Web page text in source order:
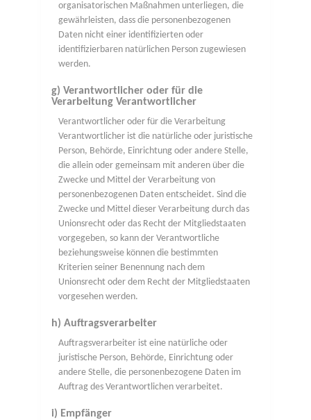
organisatorischen Maßnahmen unterliegen, die
gewährleisten, dass die personenbezogenen
Daten nicht einer identifizierten oder
identifizierbaren natürlichen Person zugewiesen
werden.
g) Verantwortlicher oder für die
Verarbeitung Verantwortlicher
Verantwortlicher oder für die Verarbeitung
Verantwortlicher ist die natürliche oder juristische
Person, Behörde, Einrichtung oder andere Stelle,
die allein oder gemeinsam mit anderen über die
Zwecke und Mittel der Verarbeitung von
personenbezogenen Daten entscheidet. Sind die
Zwecke und Mittel dieser Verarbeitung durch das
Unionsrecht oder das Recht der Mitgliedstaaten
vorgegeben, so kann der Verantwortliche
beziehungsweise können die bestimmten
Kriterien seiner Benennung nach dem
Unionsrecht oder dem Recht der Mitgliedstaaten
vorgesehen werden.
h) Auftragsverarbeiter
Auftragsverarbeiter ist eine natürliche oder
juristische Person, Behörde, Einrichtung oder
andere Stelle, die personenbezogene Daten im
Auftrag des Verantwortlichen verarbeitet.
i) Empfänger